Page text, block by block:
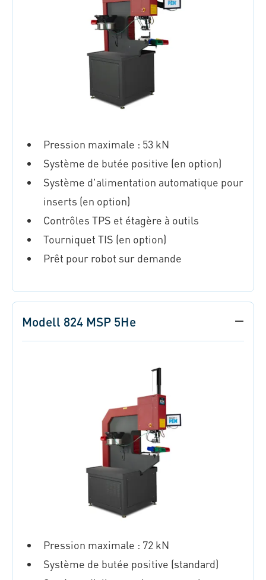
Pression maximale : 53 kN
Système de butée positive (en option)
Système d'alimentation automatique pour
inserts (en option)
Contrôles TPS et étagère à outils
Tourniquet TIS (en option)
Prêt pour robot sur demande
Modell 824 MSP 5He
Pression maximale : 72 kN
Système de butée positive (standard)